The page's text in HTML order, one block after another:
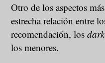
Otro de los aspectos
estrecha relación entre
recomendación, los
los menores.